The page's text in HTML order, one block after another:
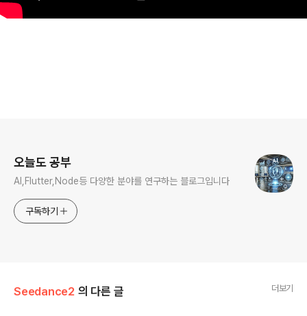
오늘도 공부
AI,Flutter,Node등 다양한 분야를 연구하는 블로그입니다
구독하기
Seedance2 의 다른 글 더보기